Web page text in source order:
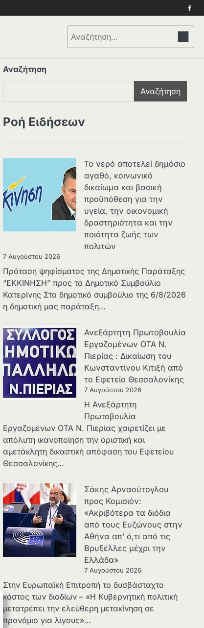
Αναζήτηση
για:
Αναζήτηση
Αναζήτηση
Ροή Ειδήσεων
Το νερό αποτελεί δημόσιο
αγαθό, κοινωνικό
δικαίωμα και βασική
προϋπόθεση για την
υγεία, την οικονομική
δραστηριότητα και την
ποιότητα ζωής των
πολιτών
7 Αυγούστου 2026
Πρόταση ψηφίσματος της Δημοτικής Παράταξης
“ΕΚΚΙΝΗΣΗ” προς το Δημοτικό Συμβούλιο
Κατερίνης Στο δημοτικό συμβούλιο της 6/8/2026
η δημοτική μας παράταξη…
Ανεξάρτητη Πρωτοβουλία
Εργαζομένων ΟΤΑ Ν.
Πιερίας : Δικαίωση του
Κωνσταντίνου Κιτιξή από
το Εφετείο Θεσσαλονίκης
7 Αυγούστου 2026
Η Ανεξάρτητη
Πρωτοβουλία
Εργαζομένων ΟΤΑ Ν. Πιερίας χαιρετίζει με
απόλυτη ικανοποίηση την οριστική και
αμετάκλητη δικαστική απόφαση του Εφετείου
Θεσσαλονίκης…
Σάκης Αρναούτογλου
προς Κομισιόν:
«Ακριβότερα τα διόδια
από τους Ευζώνους στην
Αθήνα απ’ ό,τι από τις
Βρυξέλλες μέχρι την
Ελλάδα»
7 Αυγούστου 2026
Στην Ευρωπαϊκή Επιτροπή το δυσβάσταχτο
κόστος των διοδίων – «Η Κυβερνητική πολιτική
μετατρέπει την ελεύθερη μετακίνηση σε
προνόμιο για λίγους»…